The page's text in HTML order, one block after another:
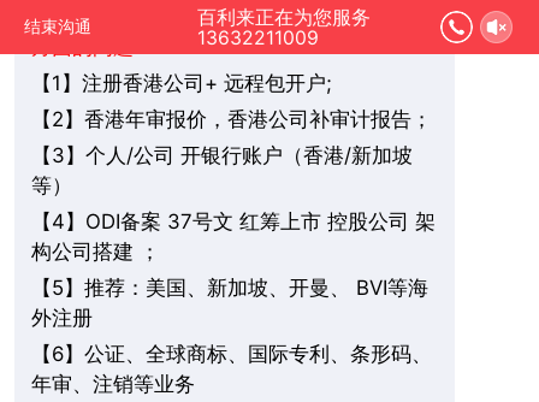
结束沟通
百利来正在为您服务
13632211009
您好，我是在线人工客服，您是想要了解哪
【 1】注册香港公司+ 远程包开户;
【 2】香港年审报价，香港公司补审计报告；
【 3】个人/公司 开银行账户（香港/新加坡
等）
【 4】ODI备案 37号文 红筹上市 控股公司 架
构公司搭建 ；
【 5】推荐：美国、新加坡、 开曼、 BVI等海
外注册
【 6】公证、全球商标、国际专利、条形码、
年审、注销等业务